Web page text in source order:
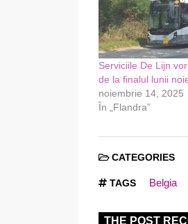
Serviciile De Lijn
de la finalul lunii
noiembrie 14, 2025
În „Flandra”
CATEGORIES
TAGS Belgia
THE POST